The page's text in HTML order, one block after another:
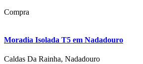
Compra
Moradia Isolada T5 em Nadadouro
Caldas Da Rainha, Nadadouro